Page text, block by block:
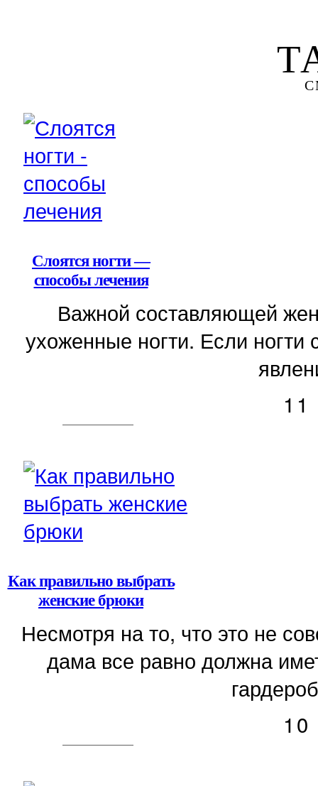
Слоятся ногти —
способы лечения
Важной составляющей
ухоженные ногти. Если ногти
Как правильно выбрать
женские брюки
Несмотря на то, что это не
дама все равно должна